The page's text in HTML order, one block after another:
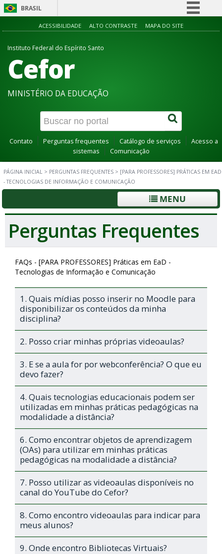
BRASIL
Simplifique!
ACESSIBILIDADE ALTO CONTRASTE MAPA DO SITE
Instituto Federal do Espírito Santo
Cefor
MINISTÉRIO DA EDUCAÇÃO
Contato Perguntas frequentes Catálogo de serviços
Acesso a
sistemas
Comunicação
PÁGINA INICIAL > PERGUNTAS FREQUENTES > [PARA PROFESSORES] PRÁTICAS EM EAD
- TECNOLOGIAS DE INFORMAÇÃO E COMUNICAÇÃO
MENU
Perguntas Frequentes
FAQs - [PARA PROFESSORES] Práticas em EaD -
Tecnologias de Informação e Comunicação
1. Quais mídias posso inserir no Moodle para
disponibilizar os conteúdos da minha
disciplina?
2. Posso criar minhas próprias videoaulas?
3. E se a aula for por webconferência? O que eu
devo fazer?
4. Quais tecnologias educacionais podem ser
utilizadas em minhas práticas pedagógicas na
modalidade a distância?
6. Como encontrar objetos de aprendizagem
(OAs) para utilizar em minhas práticas
pedagógicas na modalidade a distância?
7. Posso utilizar as videoaulas disponíveis no
canal do YouTube do Cefor?
8. Como encontro videoaulas para indicar para
meus alunos?
9. Onde encontro Bibliotecas Virtuais?